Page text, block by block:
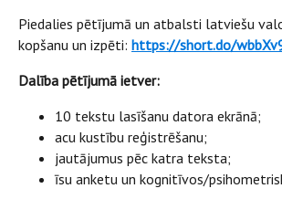
Piedalies pētījumā un atbalsti latviešu
kopšanu un izpēti: https://short.do/
Dalība pētījumā ietver:
10 tekstu lasīšanu datora ekrānā;
acu kustību reģistrēšanu;
jautājumus pēc katra teksta;
īsu anketu un kognitīvos/